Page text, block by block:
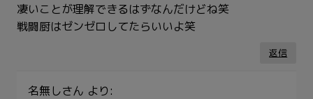
凄いことが理解できるはずなんだけどね笑
戦闘厨はゼンゼロしてたらいいよ笑
返信
名無しさん より: